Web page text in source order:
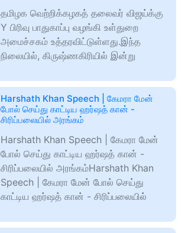
தமிழக வெற்றிக்கழகத் தலைவர் விஜய்க்கு
Y பிரிவு பாதுகாப்பு வழங்கி உள்துறை
அமைச்சகம் உத்தரவிட்டுள்ளது.இந்த
நிலையில், கிருஷ்ணகிரியில் இன்று
Harshath Khan Speech | கேமரா மேன்
போல் செய்து காட்டிய ஹர்ஷத் கான் -
சிரிப்பலையில் அரங்கம்
Harshath Khan Speech | கேமரா மேன்
போல் செய்து காட்டிய ஹர்ஷத் கான் -
சிரிப்பலையில் அரங்கம்Harshath Khan
Speech | கேமரா மேன் போல் செய்து
காட்டிய ஹர்ஷத் கான் - சிரிப்பலையில்